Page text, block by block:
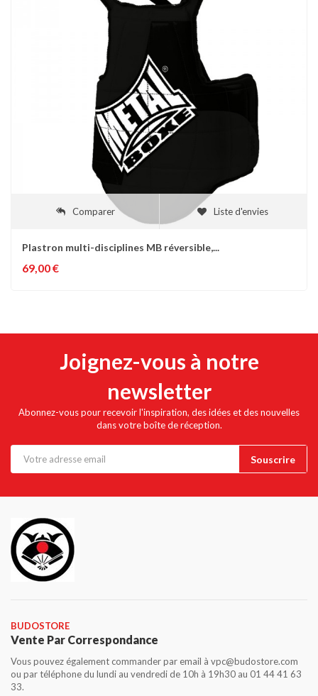
Comparer Liste d'envies
Plastron multi-disciplines MB réversible,...
69,00 €
Joignez-vous à notre
newsletter
Abonnez-vous pour recevoir l'inspiration, des idées et des nouvelles
dans votre boîte de réception.
BUDOSTORE
Vente Par Correspondance
Vous pouvez également commander par email à vpc@budostore.com
ou par téléphone du lundi au vendredi de 10h à 19h30 au 01 44 41 63
33.